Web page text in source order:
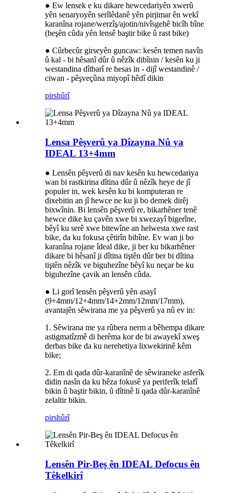
● Ew lensek e ku dikare hewcedariyên xwerû
yên senaryoyên serîlêdanê yên pirjimar ên wekî
karanîna rojane/werzîş/ajotin/nivîsgehê bicîh bîne
(beşên cûda yên lensê baştir bike û rast bike)
● Cûrbecûr girseyên guncaw: kesên temen navîn
û kal - bi hêsanî dûr û nêzîk dibînin / kesên ku ji
westandina dîtbarî re hesas in - dijî westandinê /
ciwan - pêşveçûna miyopî hêdî dikin
pirshûrî
Lensa Pêşverû ya Dîzayna Nû ya
IDEAL 13+4mm
● Lensên pêşverû di nav kesên ku hewcedariya
wan bi rastkirina dîtina dûr û nêzîk heye de jî
populer in, wek kesên ku bi komputeran re
dixebitin an jî hewce ne ku ji bo demek dirêj
bixwînin. Bi lensên pêşverû re, bikarhêner tenê
hewce dike ku çavên xwe bi xwezayî bigerîne,
bêyî ku serê xwe bitewîne an helwesta xwe rast
bike, da ku fokusa çêtirîn bibîne. Ev wan ji bo
karanîna rojane îdeal dike, ji ber ku bikarhêner
dikare bi hêsanî ji dîtina tiştên dûr ber bi dîtina
tiştên nêzîk ve biguhezîne bêyî ku neçar be ku
biguhezîne çavik an lensên cûda.
● Li gorî lensên pêşverû yên asayî
(9+4mm/12+4mm/14+2mm/12mm/17mm),
avantajên sêwirana me ya pêşverû ya nû ev in:
1. Sêwirana me ya rûbera nerm a bêhempa dikare
astigmatîzmê di herêma kor de bi awayekî xweş
derbas bike da ku nerehetiya lixwekirinê kêm
bike;
2. Em di qada dûr-karanînê de sêwiraneke asferîk
didin nasîn da ku hêza fokusê ya periferîk telafî
bikin û baştir bikin, û dîtinê li qada dûr-karanînê
zelaltir bikin.
pirshûrî
Lensên Pir-Beş ên IDEAL Defocus ên
Têkelkirî